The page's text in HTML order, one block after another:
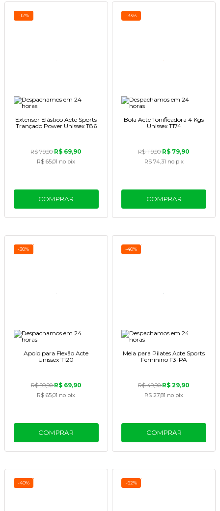
-12%
Extensor Elástico Acte Sports
Trançado Power Unissex T86
R$ 79,90R$ 69,90
R$ 65,01 no pix
COMPRAR
-33%
Bola Acte Tonificadora 4 Kgs
Unissex T174
R$ 119,90R$ 79,90
R$ 74,31 no pix
COMPRAR
-30%
Apoio para Flexão Acte
Unissex T120
R$ 99,90R$ 69,90
R$ 65,01 no pix
COMPRAR
-40%
Meia para Pilates Acte Sports
Feminino F3-PA
R$ 49,90R$ 29,90
R$ 27,81 no pix
COMPRAR
-40% -62%